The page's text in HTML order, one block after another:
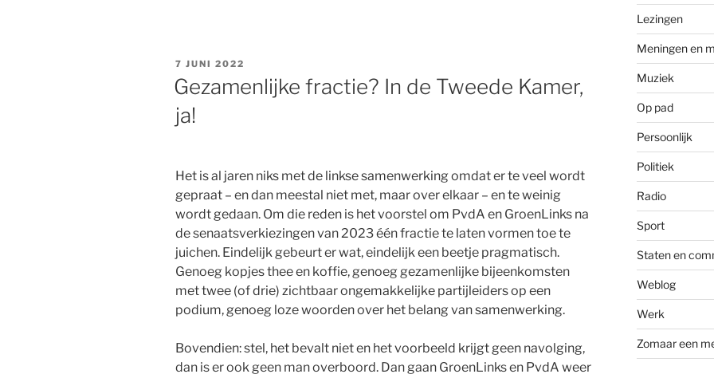
GEPLAATST
7 JUNI 2022
Gezamenlijke fractie? In de Tweede Kamer,
ja!
Het is al jaren niks met de linkse samenwerking omdat er te veel wordt
gepraat – en dan meestal niet met, maar over elkaar – en te weinig
wordt gedaan. Om die reden is het voorstel om PvdA en GroenLinks na
de senaatsverkiezingen van 2023 één fractie te laten vormen toe te
juichen. Eindelijk gebeurt er wat, eindelijk een beetje pragmatisch.
Genoeg kopjes thee en koffie, genoeg gezamenlijke bijeenkomsten
met twee (of drie) zichtbaar ongemakkelijke partijleiders op een
podium, genoeg loze woorden over het belang van samenwerking.
Bovendien: stel, het bevalt niet en het voorbeeld krijgt geen navolging,
dan is er ook geen man overboord. Dan gaan GroenLinks en PvdA weer
Lezingen
Meningen en
Muziek
Op pad
Persoonlijk
Politiek
Radio
Sport
Staten en
Weblog
Werk
Zomaar een